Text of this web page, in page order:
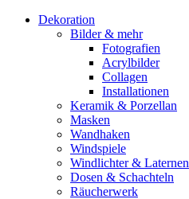
Dekoration
Bilder & mehr
Fotografien
Acrylbilder
Collagen
Installationen
Keramik & Porzellan
Masken
Wandhaken
Windspiele
Windlichter & Laternen
Dosen & Schachteln
Räucherwerk